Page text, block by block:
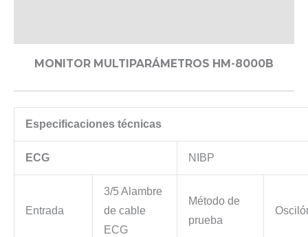
MONITOR MULTIPARÁMETROS HM-8000B
Especificaciones técnicas
ECG NIBP
Entrada
3/5 Alambre
de cable
ECG
Método de
prueba